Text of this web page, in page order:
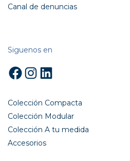
Canal de denuncias
Siguenos en
Facebook
Instagram
LinkedIn
Colección Compacta
Colección Modular
Colección A tu medida
Accesorios